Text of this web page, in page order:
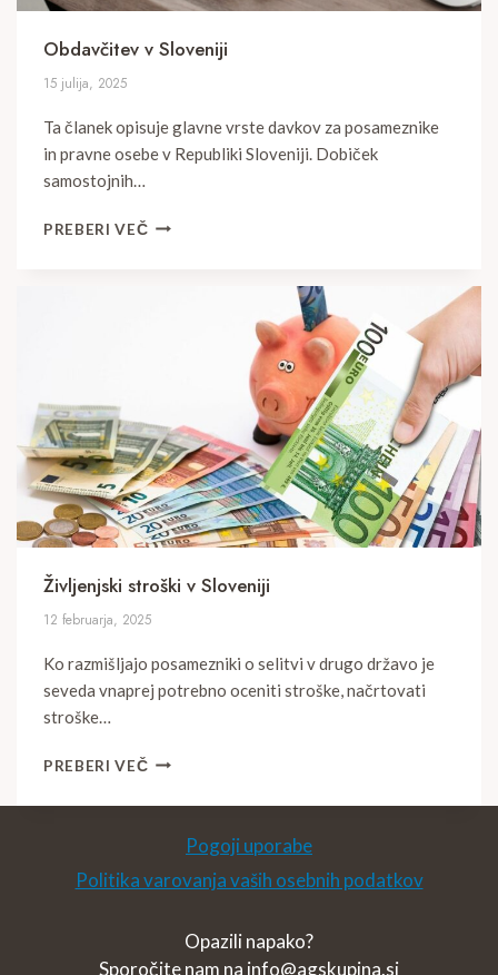
Obdavčitev v Sloveniji
15 julija, 2025
Ta članek opisuje glavne vrste davkov za posameznike
in pravne osebe v Republiki Sloveniji. Dobiček
samostojnih…
PREBERI VEČOBDAVČITEV
Življenjski stroški v Sloveniji
12 februarja, 2025
Ko razmišljajo posamezniki o selitvi v drugo državo je
seveda vnaprej potrebno oceniti stroške, načrtovati
stroške…
PREBERI VEČŽIVLJENJSKI
V
Pogoji uporabe
Politika varovanja vaših osebnih podatkov
Opazili napako?
Sporočite nam na info@agskupina.si